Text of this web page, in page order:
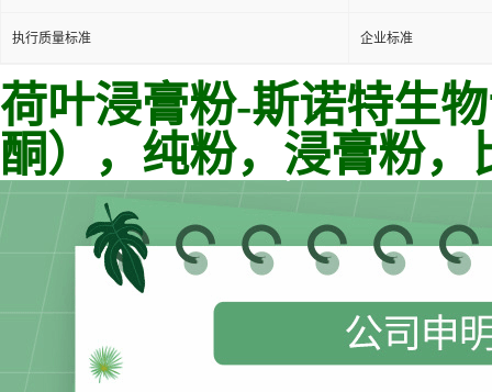
执行质量标准 企业标准
荷叶浸膏粉-斯诺特生
酮），纯粉，浸膏粉